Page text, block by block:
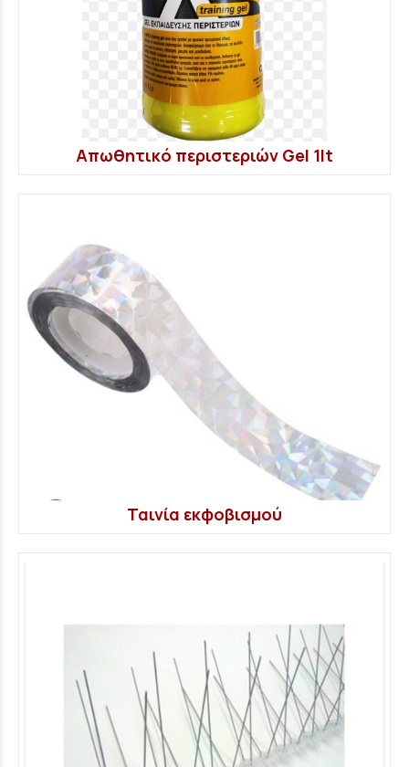
Απωθητικό περιστεριών Gel 1lt
Ταινία εκφοβισμού